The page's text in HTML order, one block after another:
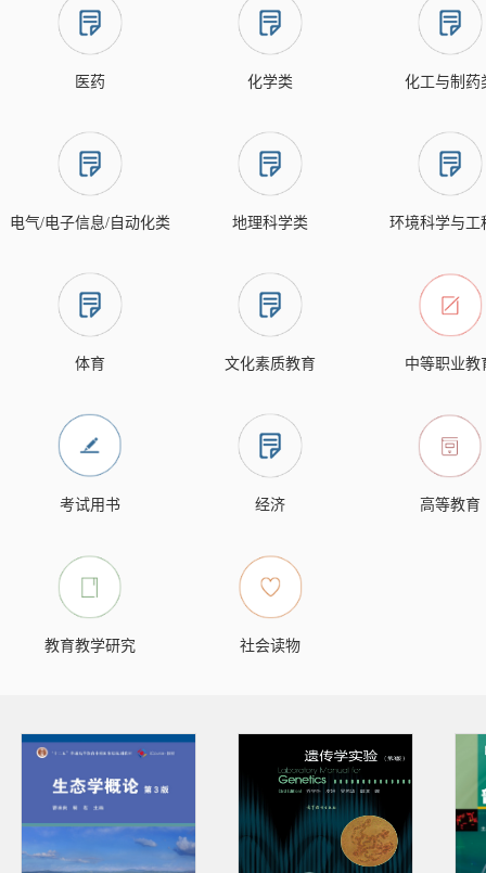
医药 化学类 化工与制药
电气/电子信息/自动化类 地理科学类 环境科学与工
体育 文化素质教育 中等职业教
考试用书 经济 高等教育
教育教学研究 社会读物